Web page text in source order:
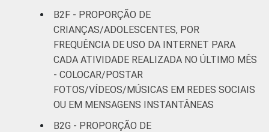
B2F - PROPORÇÃO DE
CRIANÇAS/ADOLESCENTES, POR
FREQUÊNCIA DE USO DA INTERNET PARA
CADA ATIVIDADE REALIZADA NO ÚLTIMO MÊS
- COLOCAR/POSTAR
FOTOS/VÍDEOS/MÚSICAS EM REDES SOCIAIS
OU EM MENSAGENS INSTANTÂNEAS
B2G - PROPORÇÃO DE